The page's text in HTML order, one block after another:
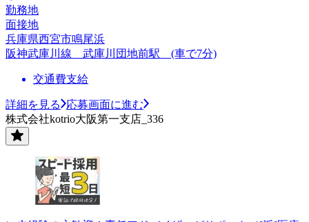
勤務地
面接地
兵庫県西宮市鳴尾浜
阪神武庫川線 武庫川団地前駅 (車で7分)
交通費支給
詳細を見る
応募画面に進む
株式会社kotrio大阪第一支店_336